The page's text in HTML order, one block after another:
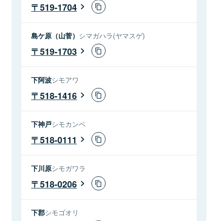
519-1704
島ケ原（山菅） シマガハラ(ヤマスゲ)
519-1703
下阿波シモアワ
518-1416
下神戸シモカンベ
518-0111
下川原シモガワラ
518-0206
下郡シモゴオリ